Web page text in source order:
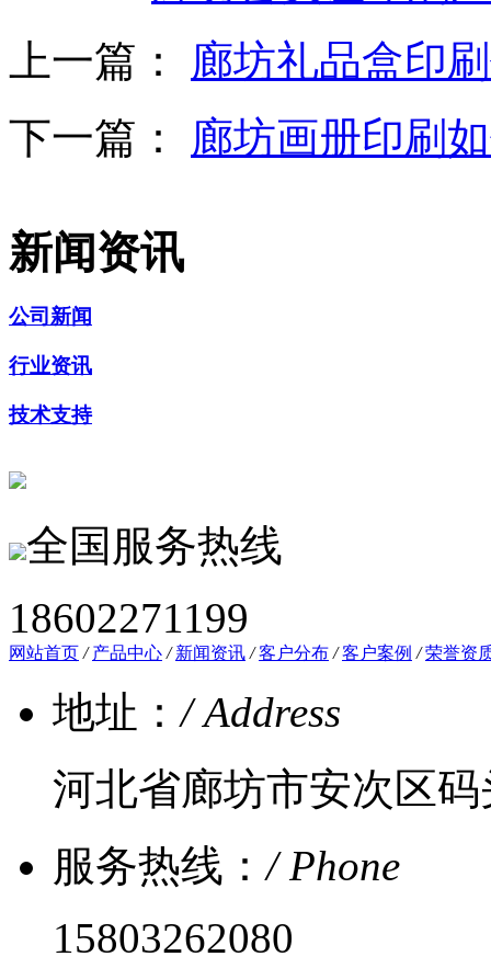
上一篇： 廊坊礼品盒印
下一篇： 廊坊画册印刷
新闻资讯
公司新闻
行业资讯
技术支持
全国服务热线
18602271199
网站首页 / 产品中心 / 新闻资讯 / 客户分布 / 客户案例 / 荣誉资
地址：/ Address
河北省廊坊市安次区码
服务热线：/ Phone
15803262080